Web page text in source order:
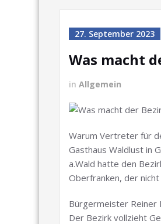
27. September 2023
Was macht
in Allgemein
Warum Vertreter für
Gasthaus Waldlust in
a.Wald hatte den
Oberfranken, der
Bürgermeister Reiner
Der Bezirk vollzieht